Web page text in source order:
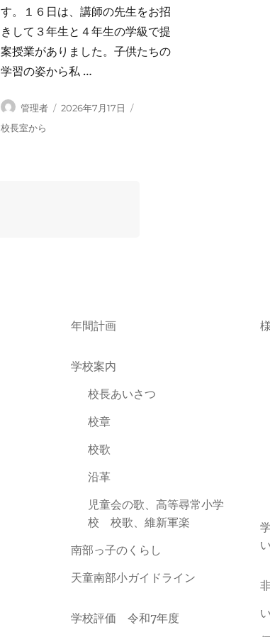
す。１６日は、講師の先生をお招
きして３年生と４年生の学級で提
案授業がありました。子供たちの
学習の姿から私 …
投
稿
管理者
投
2026年7月17日
カ
校長室から
年間計画
学校案内
校長あいさつ
校章
校歌
沿革
児童会の歌、高等尋常小学
校 校歌、維新軍楽
南部っ子のくらし
天童南部小ガイドライン
学校評価 令和7年度